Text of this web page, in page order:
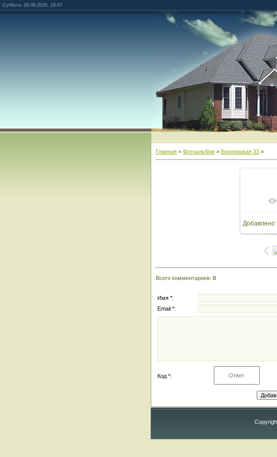
Суббота, 08.08.2026, 18:47
Главная » Фотоальбом » Бронницкая 33 »
В
Добавлено
Всего комментариев: 0
Имя *:
Email *:
Код *: